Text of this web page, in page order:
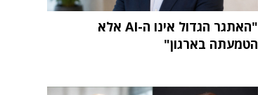
"האתגר הגדול אינו ה-AI אלא
הטמעתה בארגון"